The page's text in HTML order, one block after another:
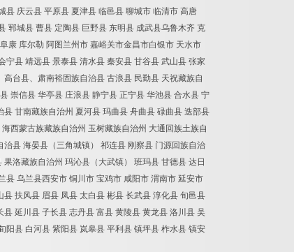
县 庆云县 平原县 夏津县 临邑县 聊城市 临清市 高唐
郓城县 曹县 定陶县 巨野县 东明县 成武县乌鲁木齐 克
康 库尔勒 阿图兰州市 嘉峪关市金昌市白银市 天水市
县 靖远县 景泰县 清水县 秦安县 甘谷县 武山县 张家
台县、肃南裕固族自治县 古浪县 民勤县 天祝藏族自
崇信县 华亭县 庄浪县 静宁县 正宁县 华池县 合水县 宁
甘南藏族自治州 夏河县 玛曲县 舟曲县 碌曲县 迭部县
西蒙古族藏族自治州 玉树藏族自治州 大通回族土族自
县 海晏县（三角城镇） 祁连县 刚察县 门源回族自治
洛藏族自治州 玛沁县（大武镇） 班玛县 甘德县 达日
县 乌兰县西安市 铜川市 宝鸡市 咸阳市 渭南市 延安市
扶风县 眉县 凤县 太白县 彬县 长武县 淳化县 旬邑县
延川县 子长县 志丹县 富县 黄陵县 黄龙县 洛川县 吴
阳县 白河县 紫阳县 岚皋县 平利县 镇坪县 柞水县 镇安